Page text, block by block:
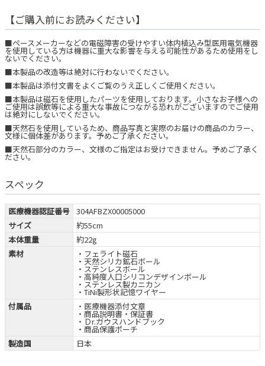
【ご購入前にお読みください】
■ペースメーカーなどの電磁障害の受けやすい体内植込み型医用電気機器
を使用している方は機器に重大な影響を与える可能性があるため使用をし
ないでください。
■本製品の改造等は絶対に行わないでください。
■本製品は添付文書をよくご覧のうえ正しくご使用ください。
■本製品は磁石を使用したパーツを使用しております。小さなお子様への
ご使用は誤飲等による重大な事故につながる恐れがございますのでご使用
は絶対にしないでください。
■天然石を使用しているため、商品写真と実際のお届けの商品のカラー、
文様に個体差があります。予めご了承ください。
■天然石部分のカラー、文様のご指定はお受けできません。予めご了承く
ださい。
スペック
医療機器認証番号 304AFBZX00005000
サイズ
約55cm
本体重量
約22g
素材
・フェライト磁石
・天然シリカ鉱石ボール
・ステンレスボール
・高純度人口シリコンデザインボール
・ステンレス製カニカン
・TiNi製形状記憶ワイヤー
付属品
・医療機器添付文章
・商品説明書・保証書
・Ｄr.ガウスハンドブック
・商品保護ポーチ
製造国
日本